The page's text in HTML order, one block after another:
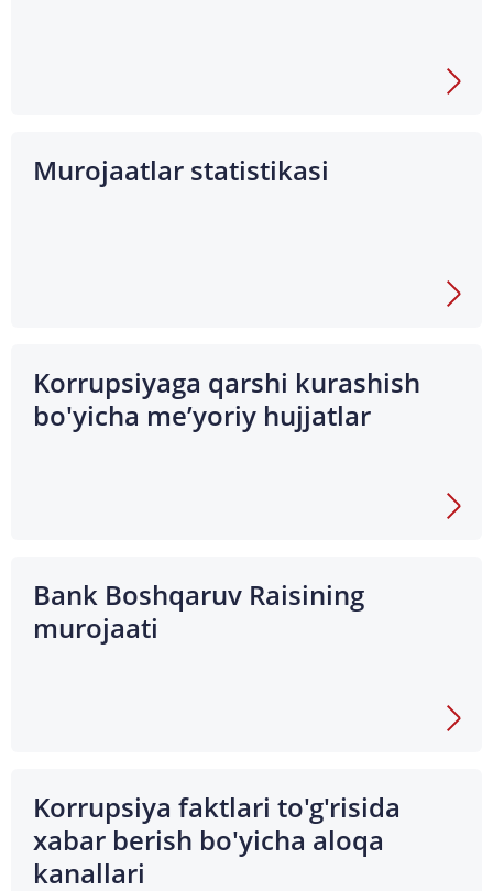
Murojaatlar statistikasi
Korrupsiyaga qarshi kurashish
bo'yicha me’yoriy hujjatlar
Bank Boshqaruv Raisining
murojaati
Korrupsiya faktlari to'g'risida
xabar berish bo'yicha aloqa
kanallari